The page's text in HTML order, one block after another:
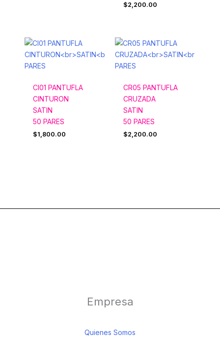
$2,200.00
CI01 PANTUFLA
CINTURON
SATIN
50 PARES
$1,800.00
CR05 PANTUFLA
CRUZADA
SATIN
50 PARES
$2,200.00
Empresa
Quienes Somos